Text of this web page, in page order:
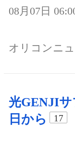
08月07日
オリコンニ
光GENJI
日から
17